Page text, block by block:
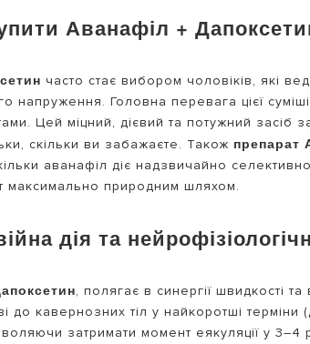
Аванафіл +
часто стає вибором чоловіків, які
напруження. Головна перевага цієї
Цей міцний, дієвий та потужний засіб
скільки ви забажаєте. Також препарат
аванафіл діє надзвичайно
максимально природним шляхом.
дія та
, полягає в синергії швидкості
до кавернозних тіл у найкоротші
затримати момент еякуляції у